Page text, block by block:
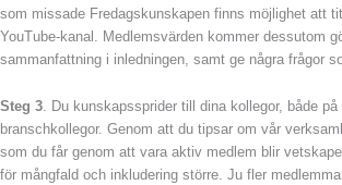
som missade Fredagskunskapen finns möjlighet att
YouTube-kanal. Medlemsvärden kommer dessutom
sammanfattning i inledningen, samt ge några frågor
Steg 3. Du kunskapssprider till dina kollegor, både på
branschkollegor. Genom att du tipsar om vår
som du får genom att vara aktiv medlem blir
för mångfald och inkludering större. Ju fler